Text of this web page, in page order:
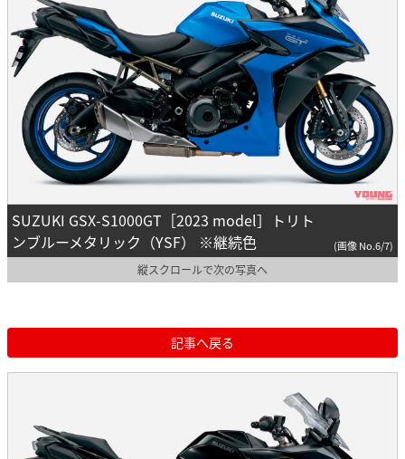
SUZUKI GSX-S1000GT［2023 model］トリト
ンブルーメタリック（YSF） ※継続色
(画像 No.6/7)
縦スクロールで次の写真へ
記事へ戻る